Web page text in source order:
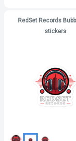
RedSet Records
stickers